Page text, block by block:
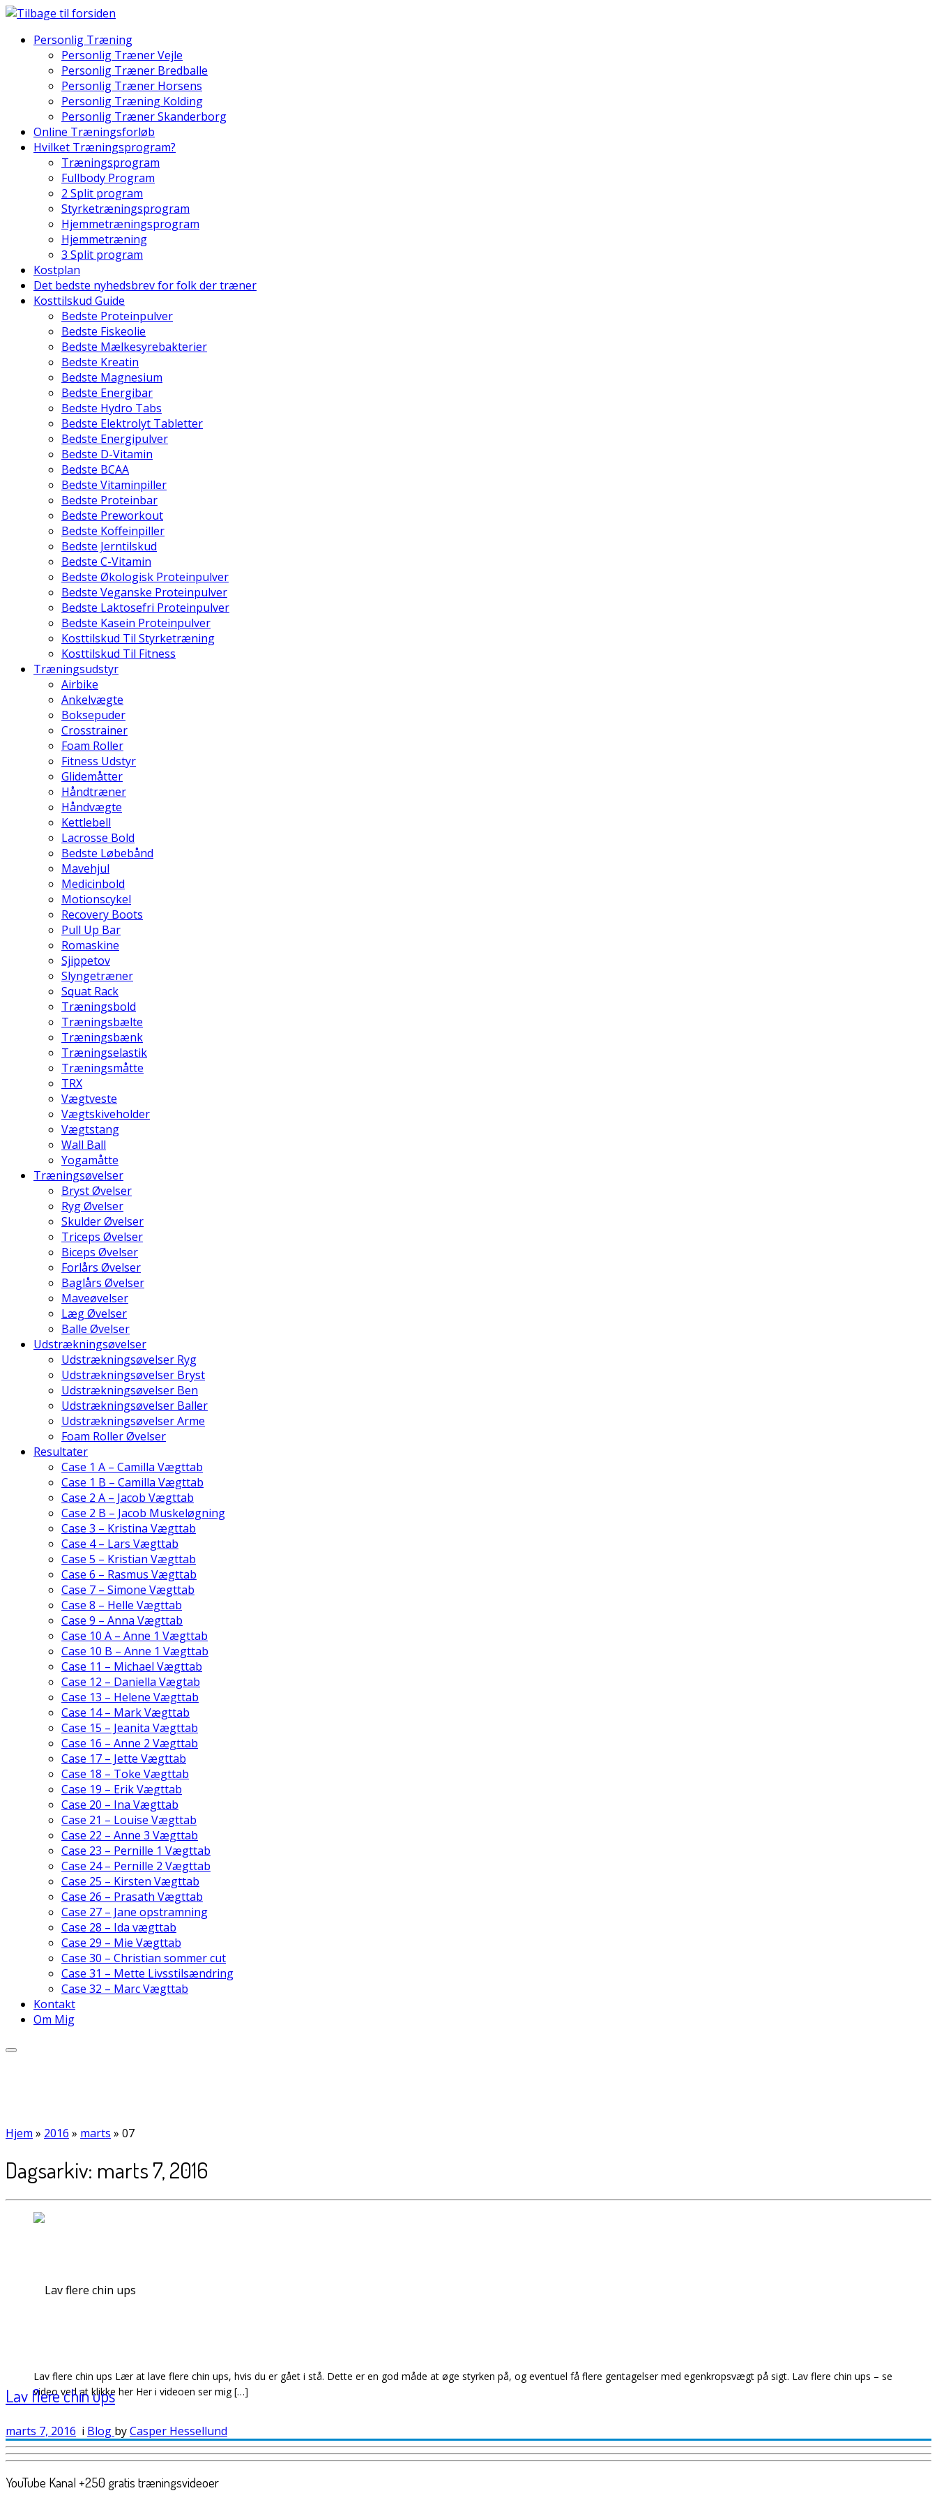
Skip
contentPersonlig Træning
Personlig Træner Vejle
Personlig Træner Bredballe
Personlig Træner Horsens
Personlig Træning Kolding
Personlig Træner Skanderborg
Online Træningsforløb
Hvilket Træningsprogram?
Træningsprogram
Fullbody Program
2 Split program
Styrketræningsprogram
Hjemmetræningsprogram
Hjemmetræning
3 Split program
Kostplan
Det bedste nyhedsbrev for folk der træner
Kosttilskud Guide
Bedste Proteinpulver
Bedste Fiskeolie
Bedste Mælkesyrebakterier
Bedste Kreatin
Bedste Magnesium
Bedste Energibar
Bedste Hydro Tabs
Bedste Elektrolyt Tabletter
Bedste Energipulver
Bedste D-Vitamin
Bedste BCAA
Bedste Vitaminpiller
Bedste Proteinbar
Bedste Preworkout
Bedste Koffeinpiller
Bedste Jerntilskud
Bedste C-Vitamin
Bedste Økologisk Proteinpulver
Bedste Veganske Proteinpulver
Bedste Laktosefri Proteinpulver
Bedste Kasein Proteinpulver
Kosttilskud Til Styrketræning
Kosttilskud Til Fitness
Træningsudstyr
Airbike
Ankelvægte
Boksepuder
Crosstrainer
Foam Roller
Fitness Udstyr
Glidemåtter
Håndtræner
Håndvægte
Kettlebell
Lacrosse Bold
Bedste Løbebånd
Mavehjul
Medicinbold
Motionscykel
Recovery Boots
Pull Up Bar
Romaskine
Sjippetov
Slyngetræner
Squat Rack
Træningsbold
Træningsbælte
Træningsbænk
Træningselastik
Træningsmåtte
TRX
Vægtveste
Vægtskiveholder
Vægtstang
Wall Ball
Yogamåtte
Træningsøvelser
Bryst Øvelser
Ryg Øvelser
Skulder Øvelser
Triceps Øvelser
Biceps Øvelser
Forlårs Øvelser
Baglårs Øvelser
Maveøvelser
Læg Øvelser
Balle Øvelser
Udstrækningsøvelser
Udstrækningsøvelser Ryg
Udstrækningsøvelser Bryst
Udstrækningsøvelser Ben
Udstrækningsøvelser Baller
Udstrækningsøvelser Arme
Foam Roller Øvelser
Resultater
Case 1 A – Camilla Vægttab
Case 1 B – Camilla Vægttab
Case 2 A – Jacob Vægttab
Case 2 B – Jacob Muskeløgning
Case 3 – Kristina Vægttab
Case 4 – Lars Vægttab
Case 5 – Kristian Vægttab
Case 6 – Rasmus Vægttab
Case 7 – Simone Vægttab
Case 8 – Helle Vægttab
Case 9 – Anna Vægttab
Case 10 A – Anne 1 Vægttab
Case 10 B – Anne 1 Vægttab
Case 11 – Michael Vægttab
Case 12 – Daniella Vægtab
Case 13 – Helene Vægttab
Case 14 – Mark Vægttab
Case 15 – Jeanita Vægttab
Case 16 – Anne 2 Vægttab
Case 17 – Jette Vægttab
Case 18 – Toke Vægttab
Case 19 – Erik Vægttab
Case 20 – Ina Vægttab
Case 21 – Louise Vægttab
Case 22 – Anne 3 Vægttab
Case 23 – Pernille 1 Vægttab
Case 24 – Pernille 2 Vægttab
Case 25 – Kirsten Vægttab
Case 26 – Prasath Vægttab
Case 27 – Jane opstramning
Case 28 – Ida vægttab
Case 29 – Mie Vægttab
Case 30 – Christian sommer cut
Case 31 – Mette Livsstilsændring
Case 32 – Marc Vægttab
Kontakt
Om Mig
Hjem » 2016 » marts » 07
Dagsarkiv: marts 7, 2016
Lav flere chin ups Lær at lave flere chin ups, hvis du er gået i stå. Dette er en god måde at øge styrken på, og eventuel få flere gentagelser med egenkropsvægt på sigt. Lav flere chin ups – se
video ved at klikke her Her i videoen ser mig […]
Lav flere chin ups
marts 7, 2016 i Blog byCasper Hessellund
YouTube Kanal +250 gratis træningsvideoer